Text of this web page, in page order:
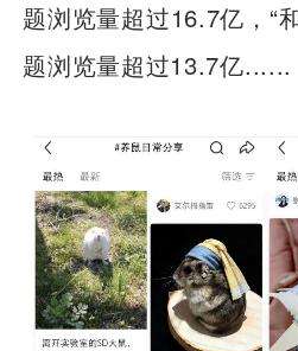
题浏览量超过16.7亿，“
题浏览量超过13.7亿......